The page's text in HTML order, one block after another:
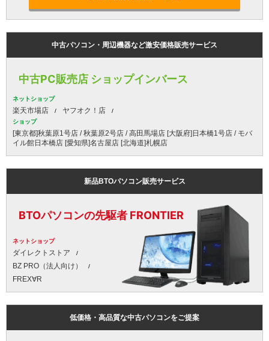
中古パソコン・周辺機器など激安価格販売サービス
中古PC販売店 ショップインバース
ネットショップ
楽天市場店 ヤフオク！店
ショップ
[東京都]秋葉原1号店 / 秋葉原2号店 / 高田馬場店 [大阪府]日本橋1号店 / モバ
イル館日本橋店 [愛知県]名古屋店 [北海道]札幌店
新品BTOパソコン販売サービス
BTOパソコンの先駆者 FRONTIER
ネットショップ
ダイレクトストア
BZ PRO（法人向け）
FREX∀R
低価格・高品質な中古パソコンをご提案